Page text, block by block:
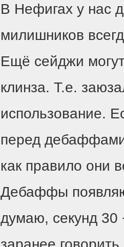
В Нефигах у нас
милишников
Ещё сейджи
клинза. Т.е.
использование.
перед
как правило они
Дебаффы
думаю, секунд 30